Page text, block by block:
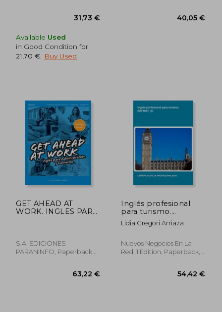
Available Used
in Good Condition for
21,70 €
Buy Used
GET AHEAD AT
WORK. INGLES PARA
S.A. EDICIONES
PARANINFO, Paperback,
Inglés profesional
para turismo.
(MF1057_2)
Lidia Gregori Arriaza
Nuevos Negocios En La
Red, 1 Edition, Paperback,